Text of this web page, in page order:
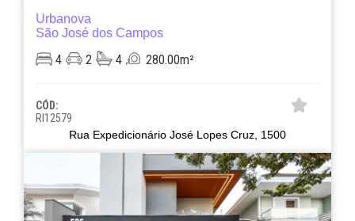
Urbanova
São José dos Campos
4 2 4 280.00m²
CÓD:
RI12579
Rua Expedicionário José Lopes Cruz, 1500